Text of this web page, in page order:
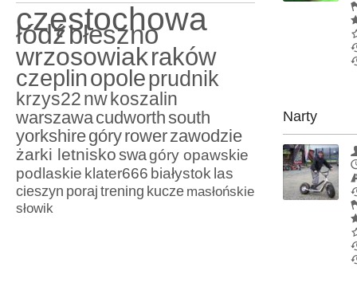
częstochowa
łódźbłeszno
wrzosowiakraków
czeplinopoleprudnik
krzys22nwkoszalin
warszawacudworthsouth
yorkshiregóryrowerzawodzie
żarki letniskoswagóry opawskie
podlaskie klater666 białystok las
cieszyn poraj trening kucze masłońskie
słowik
Narty